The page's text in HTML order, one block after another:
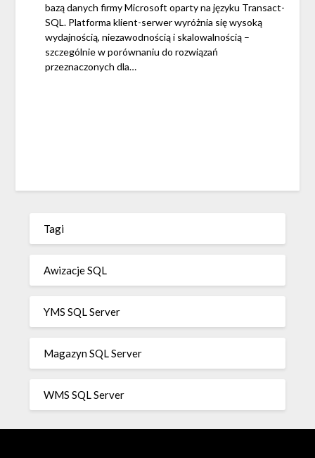
bazą danych firmy Microsoft oparty na języku Transact-
SQL. Platforma klient-serwer wyróżnia się wysoką
wydajnością, niezawodnością i skalowalnością –
szczególnie w porównaniu do rozwiązań
przeznaczonych dla…
Tagi
Awizacje SQL
YMS SQL Server
Magazyn SQL Server
WMS SQL Server